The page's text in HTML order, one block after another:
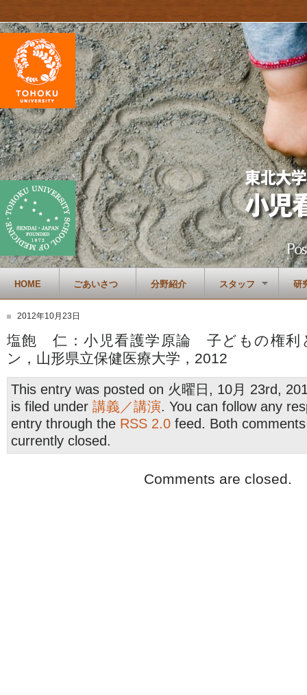
HOME ごあいさつ 分野紹介 スタッフ 研
2012年10月23日
塩飽 仁：小児看護学原論 子どもの権利
ン，山形県立保健医療大学，2012
This entry was posted on 火曜日, 10月 23rd,
is filed under 講義／講演. You can follow any
entry through the RSS 2.0 feed. Both
currently closed.
Comments are closed.